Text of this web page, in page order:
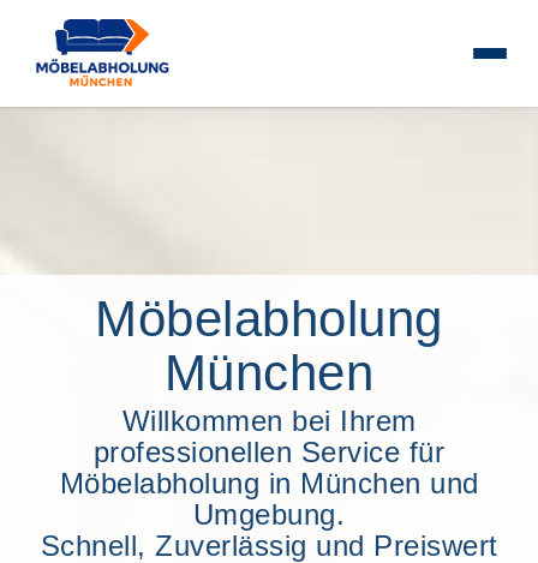
Möbelabholung
München
Willkommen bei Ihrem
professionellen Service für
Möbelabholung in München und
Umgebung.
Schnell, Zuverlässig und Preiswert